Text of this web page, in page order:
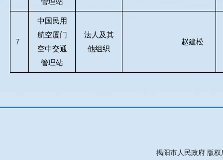
7
中国民用
航空厦门
空中交通
管理站
法人及其
他组织
赵建松
揭阳市人民政府 版